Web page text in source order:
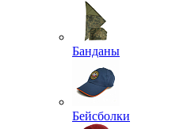
Банданы
Бейсболки